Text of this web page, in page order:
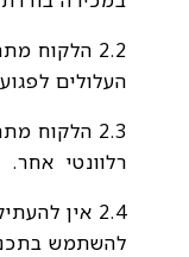
2.2 הלקוח
העלולים
2.3
רלוונטי אחר.
2.4 אין
להשתמש